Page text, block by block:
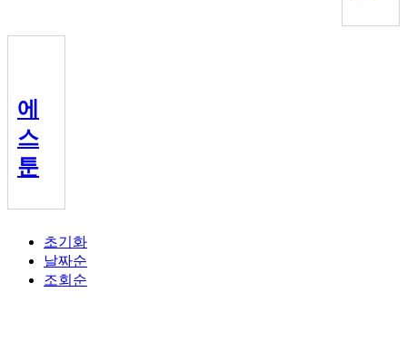
에
스
툰
초기화
날짜순
조회순